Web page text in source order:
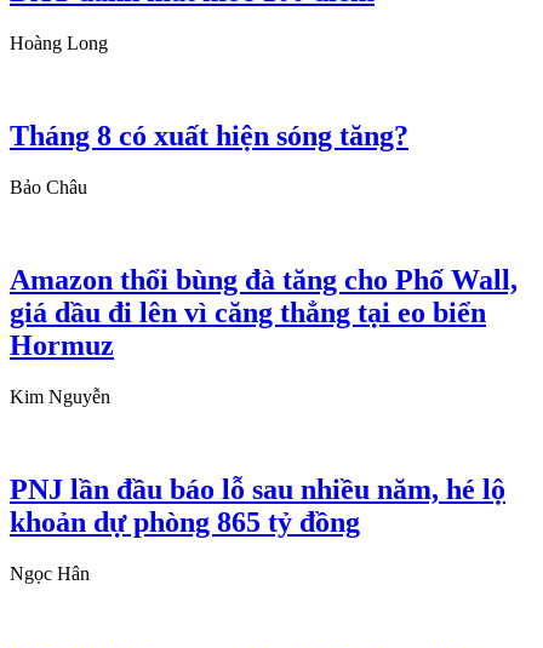
Hoàng Long
Tháng 8 có xuất hiện sóng tăng?
Bảo Châu
Amazon thổi bùng đà tăng cho Phố Wall,
giá dầu đi lên vì căng thẳng tại eo biển
Hormuz
Kim Nguyễn
PNJ lần đầu báo lỗ sau nhiều năm, hé lộ
khoản dự phòng 865 tỷ đồng
Ngọc Hân